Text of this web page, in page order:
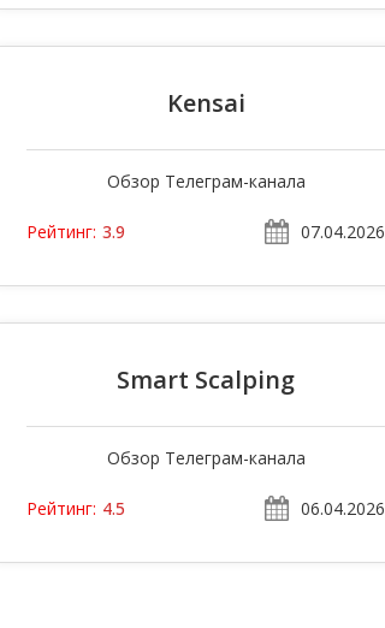
Kensai
Обзор Телеграм-канала
Рейтинг: 3.9 07.04.2026
Smart Scalping
Обзор Телеграм-канала
Рейтинг: 4.5 06.04.2026